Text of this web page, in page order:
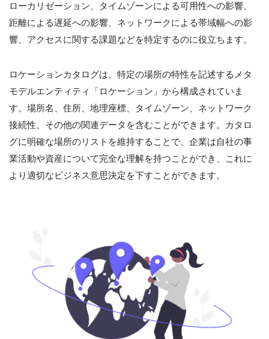
ローカリゼーション、タイムゾーンによる可用性への影響、
距離による遅延への影響、ネットワークによる帯域幅への影
響、アクセスに関する課題などを特定するのに役立ちます。
ロケーションカタログは、特定の場所の特性を記述するメタ
モデルエンティティ「ロケーション」から構成されていま
す。場所名、住所、地理座標、タイムゾーン、ネットワーク
接続性、その他の関連データを含むことができます。カタロ
グに明確な場所のリストを維持することで、企業は自社の事
業活動や資産について完全な理解を持つことができ、これに
より適切なビジネス意思決定を下すことができます。